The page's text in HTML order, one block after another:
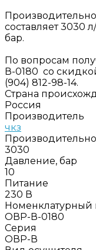
составляет 3030
бар.
По вопросам
В-0180 со
(904) 812-98-14.
Страна
Россия
Производитель
чкз
3030
Давление, бар
10
Питание
230 В
Номенклатурный
ОВР-В-0180
Серия
ОВР-В